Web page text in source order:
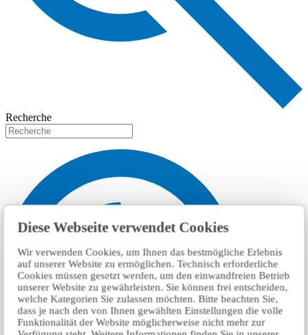
Diese Webseite verwendet Cookies
Wir verwenden Cookies, um Ihnen das bestmögliche Erlebnis
auf unserer Website zu ermöglichen. Technisch erforderliche
Cookies müssen gesetzt werden, um den einwandfreien Betrieb
unserer Website zu gewährleisten. Sie können frei entscheiden,
welche Kategorien Sie zulassen möchten. Bitte beachten Sie,
dass je nach den von Ihnen gewählten Einstellungen die volle
Funktionalität der Website möglicherweise nicht mehr zur
Recherche